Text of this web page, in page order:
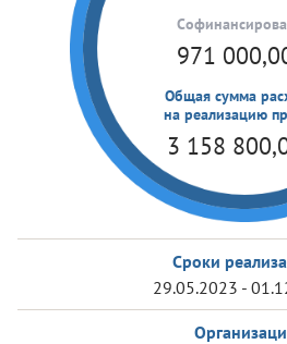
971
Общая сумма
на реализацию
3 158
Сроки
29.05.2023 -